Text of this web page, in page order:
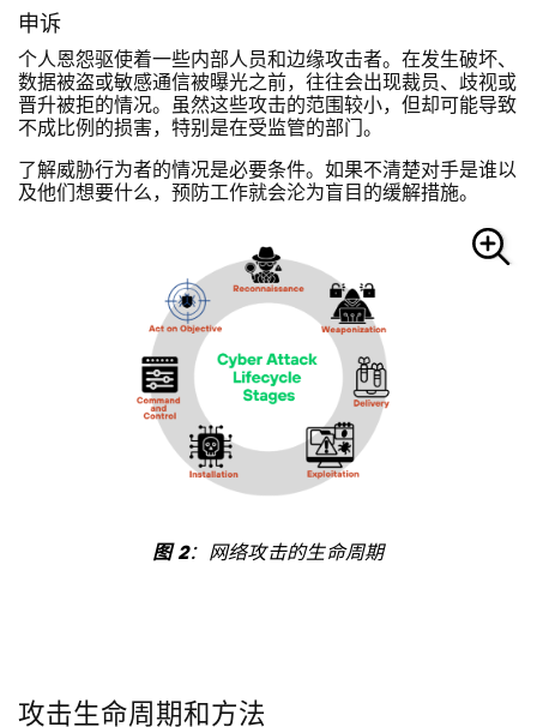
申诉
个人恩怨驱使着一些内部人员和边缘攻击者。在发生破坏、
数据被盗或敏感通信被曝光之前，往往会出现裁员、歧视或
晋升被拒的情况。虽然这些攻击的范围较小，但却可能导致
不成比例的损害，特别是在受监管的部门。
了解威胁行为者的情况是必要条件。如果不清楚对手是谁以
及他们想要什么，预防工作就会沦为盲目的缓解措施。
图 2：网络攻击的生命周期
攻击生命周期和方法